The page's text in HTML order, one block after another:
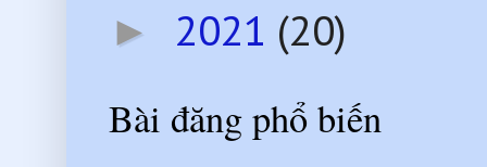
► 2021 (20)
Bài đăng phổ biến